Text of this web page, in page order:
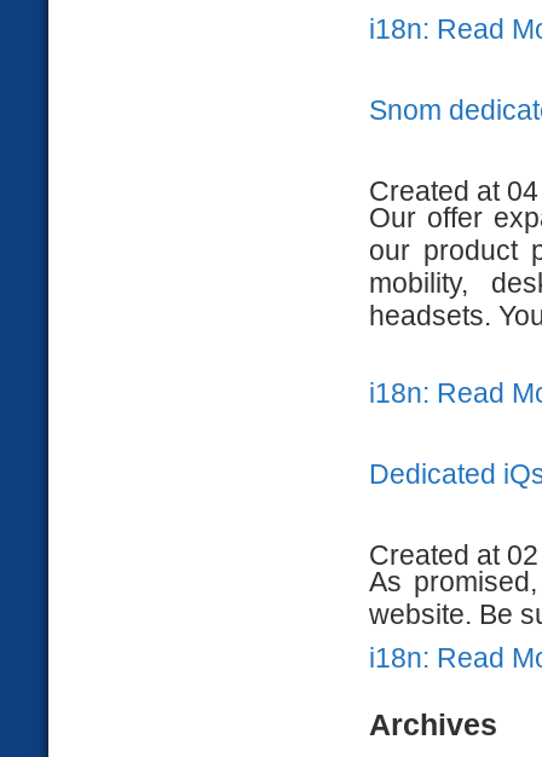
i18n: Read
Snom
Created at
Our offer
our product
mobility,
headsets.
i18n: Read
Dedicated
Created at
As
website. Be
i18n: Read
Archives